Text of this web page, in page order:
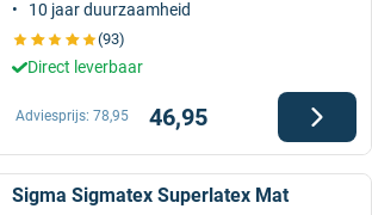
10 jaar duurzaamheid
(93)
Direct leverbaar
46,95
Adviesprijs: 78,95
Sigma Sigmatex Superlatex Mat